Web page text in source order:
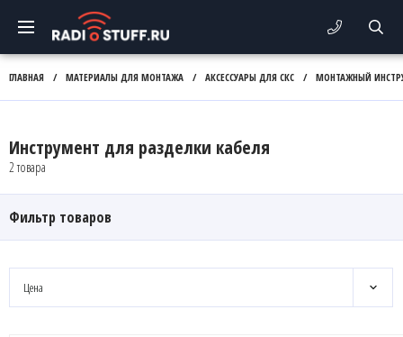
ГЛАВНАЯ / МАТЕРИАЛЫ ДЛЯ МОНТАЖА / АКСЕССУАРЫ ДЛЯ СКС / МОНТАЖНЫЙ
Инструмент для разделки кабеля
2 товара
Фильтр товаров
Цена